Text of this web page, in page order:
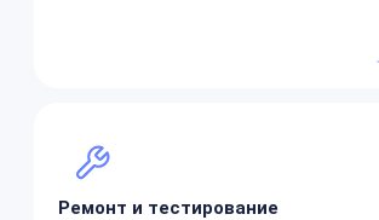
Ремонт и тестирование